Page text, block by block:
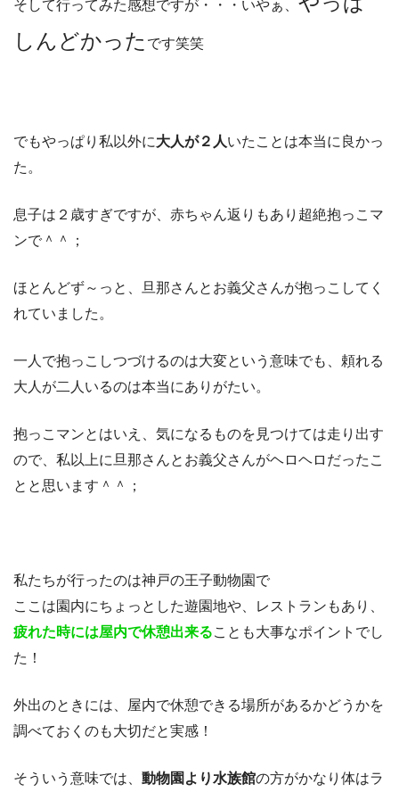
そして行ってみた感想ですが・・・いやぁ、
しんどかった です笑笑
でもやっぱり私以外に大人が２人いたことは本当に良かっ
た。
息子は２歳すぎですが、赤ちゃん返りもあり超絶抱っこマ
ンで＾＾；
ほとんどず～っと、旦那さんとお義父さんが抱っこしてく
れていました。
一人で抱っこしつづけるのは大変という意味でも、頼れる
大人が二人いるのは本当にありがたい。
抱っこマンとはいえ、気になるものを見つけては走り出す
ので、私以上に旦那さんとお義父さんがヘロヘロだったこ
とと思います＾＾；
私たちが行ったのは神戸の王子動物園で
ここは園内にちょっとした遊園地や、レストランもあり、
疲れた時には屋内で休憩出来ることも大事なポイントでし
た！
外出のときには、屋内で休憩できる場所があるかどうかを
調べておくのも大切だと実感！
そういう意味では、 動物園より水族館の方がかなり体はラ